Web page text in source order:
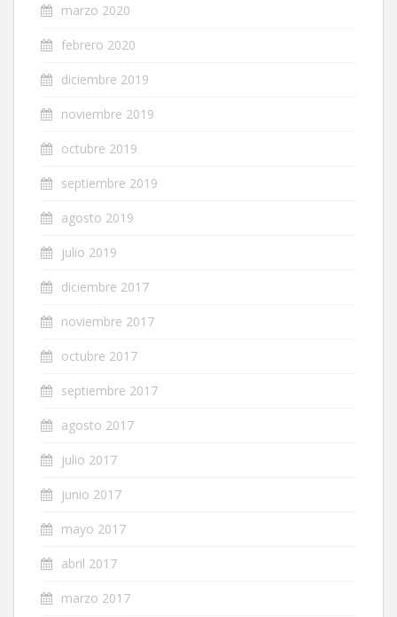
marzo 2020
febrero 2020
diciembre 2019
noviembre 2019
octubre 2019
septiembre 2019
agosto 2019
julio 2019
diciembre 2017
noviembre 2017
octubre 2017
septiembre 2017
agosto 2017
julio 2017
junio 2017
mayo 2017
abril 2017
marzo 2017